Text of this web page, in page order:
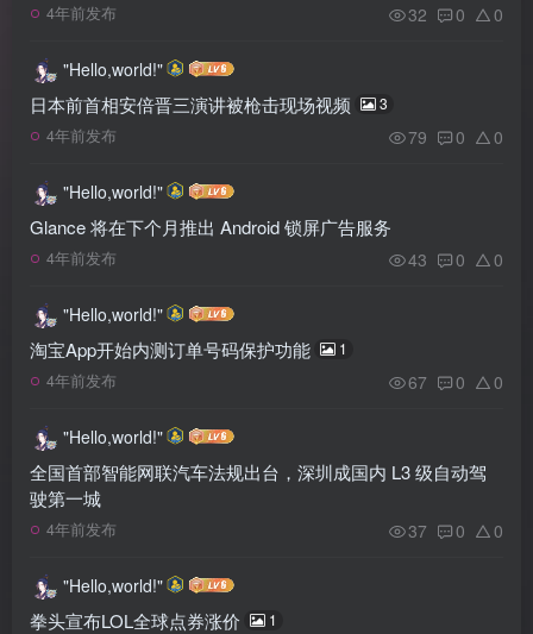
4年前发布 32 0 0
"Hello,world!"
日本前首相安倍晋三演讲被枪击现场视频 3
4年前发布 79 0 0
"Hello,world!"
Glance 将在下个月推出 Android 锁屏广告服务
4年前发布 43 0 0
"Hello,world!"
淘宝App开始内测订单号码保护功能 1
4年前发布 67 0 0
"Hello,world!"
全国首部智能网联汽车法规出台，深圳成国内 L3 级自动驾
驶第一城
4年前发布 37 0 0
"Hello,world!"
拳头宣布LOL全球点券涨价 1